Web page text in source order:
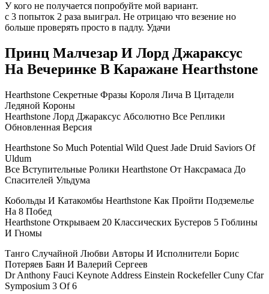
У кого не получается попробуйте мой вариант.
с 3 попыток 2 раза выиграл. Не отрицаю что везение но
больше проверять просто в падлу. Удачи
Принц Малчезар И Лорд Джараксус
На Вечеринке В Каражане Hearthstone
Hearthstone Секретные Фразы Короля Лича В Цитадели
Ледяной Короны
Hearthstone Лорд Джараксус Абсолютно Все Реплики
Обновленная Версия
Hearthstone So Much Potential Wild Quest Jade Druid Saviors Of
Uldum
Все Вступительные Ролики Hearthstone От Наксрамаса До
Спасителей Ульдума
Кобольды И Катакомбы Hearthstone Как Пройти Подземелье
На 8 Побед
Hearthstone Открываем 20 Классических Бустеров 5 Гоблины
И Гномы
Танго Случайной Любви Авторы И Исполнители Борис
Потеряев Баян И Валерий Сергеев
Dr Anthony Fauci Keynote Address Einstein Rockefeller Cuny Cfar
Symposium 3 Of 6